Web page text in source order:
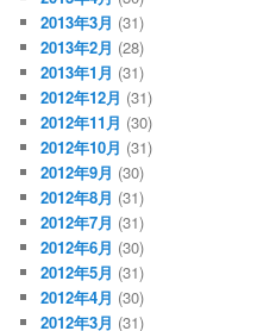
2013年3月 (31)
2013年2月 (28)
2013年1月 (31)
2012年12月 (31)
2012年11月 (30)
2012年10月 (31)
2012年9月 (30)
2012年8月 (31)
2012年7月 (31)
2012年6月 (30)
2012年5月 (31)
2012年4月 (30)
2012年3月 (31)